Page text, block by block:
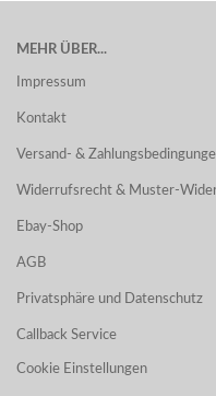
MEHR ÜBER...
Impressum
Kontakt
Versand- &
Widerrufsrecht & Muster-
Ebay-Shop
AGB
Privatsphäre und Datenschutz
Callback Service
Cookie Einstellungen